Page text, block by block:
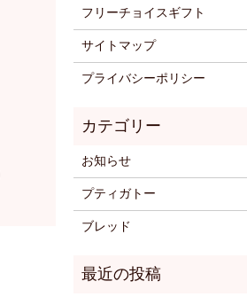
フリーチョイスギフト
サイトマップ
プライバシーポリシー
お知らせ
プティガトー
ブレッド